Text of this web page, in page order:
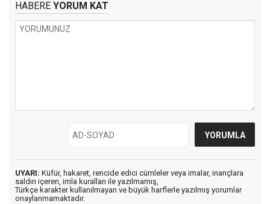
HABERE YORUM KAT
UYARI: Küfür, hakaret, rencide edici cümleler veya imalar, inançlara
saldırı içeren, imla kuralları ile yazılmamış,
Türkçe karakter kullanılmayan ve büyük harflerle yazılmış yorumlar
onaylanmamaktadır.